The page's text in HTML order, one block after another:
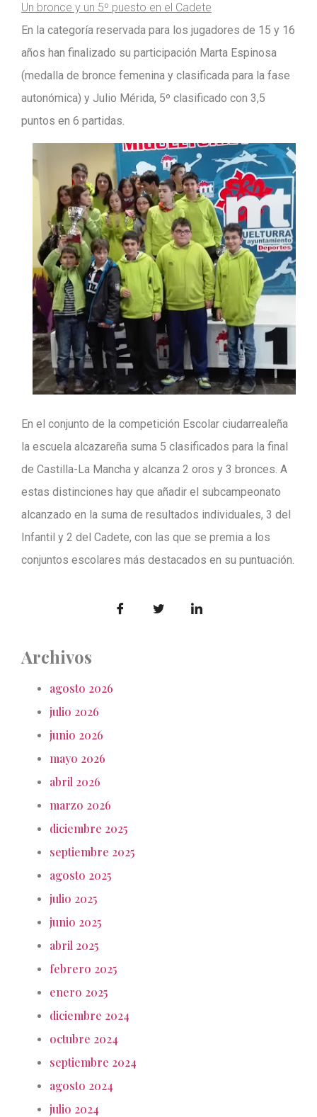
Un bronce y un 5º puesto en el Cadete
En la categoría reservada para los jugadores de 15 y 16
años han finalizado su participación Marta Espinosa
(medalla de bronce femenina y clasificada para la fase
autonómica) y Julio Mérida, 5º clasificado con 3,5
puntos en 6 partidas.
En el conjunto de la competición Escolar ciudarrealeña
la escuela alcazareña suma 5 clasificados para la final
de Castilla-La Mancha y alcanza 2 oros y 3 bronces. A
estas distinciones hay que añadir el subcampeonato
alcanzado en la suma de resultados individuales, 3 del
Infantil y 2 del Cadete, con las que se premia a los
conjuntos escolares más destacados en su puntuación.
Archivos
agosto 2026
julio 2026
junio 2026
mayo 2026
abril 2026
marzo 2026
diciembre 2025
septiembre 2025
agosto 2025
julio 2025
junio 2025
abril 2025
febrero 2025
enero 2025
diciembre 2024
octubre 2024
septiembre 2024
agosto 2024
julio 2024